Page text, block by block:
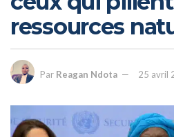
ressources
Par Reagan Ndota 25 avril